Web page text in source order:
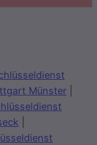
Münster